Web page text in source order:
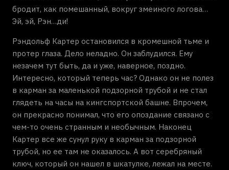
бродит, как помешанный, вокруг змеиного логова…
Эй, эй, Рэн…ди!
Рэндольф Картер остановился в кромешной тьме и
протер глаза. Дело неладно. Он заблудился. Ему
незачем тут быть, да и уже, наверное, поздно.
Интересно, который теперь час? Однако он не полез
в карман за маленькой подзорной трубой и не стал
глядеть на часы на кингспортской башне. Впрочем,
он прекрасно понимал, что его опоздание связано с
чем-то очень странным и необычным. Наконец
Картер все же сунул руку в карман за подзорной
трубой, но ее там не оказалось. А вот серебряный
ключ, который он нашел в шкатулке, лежал на месте.